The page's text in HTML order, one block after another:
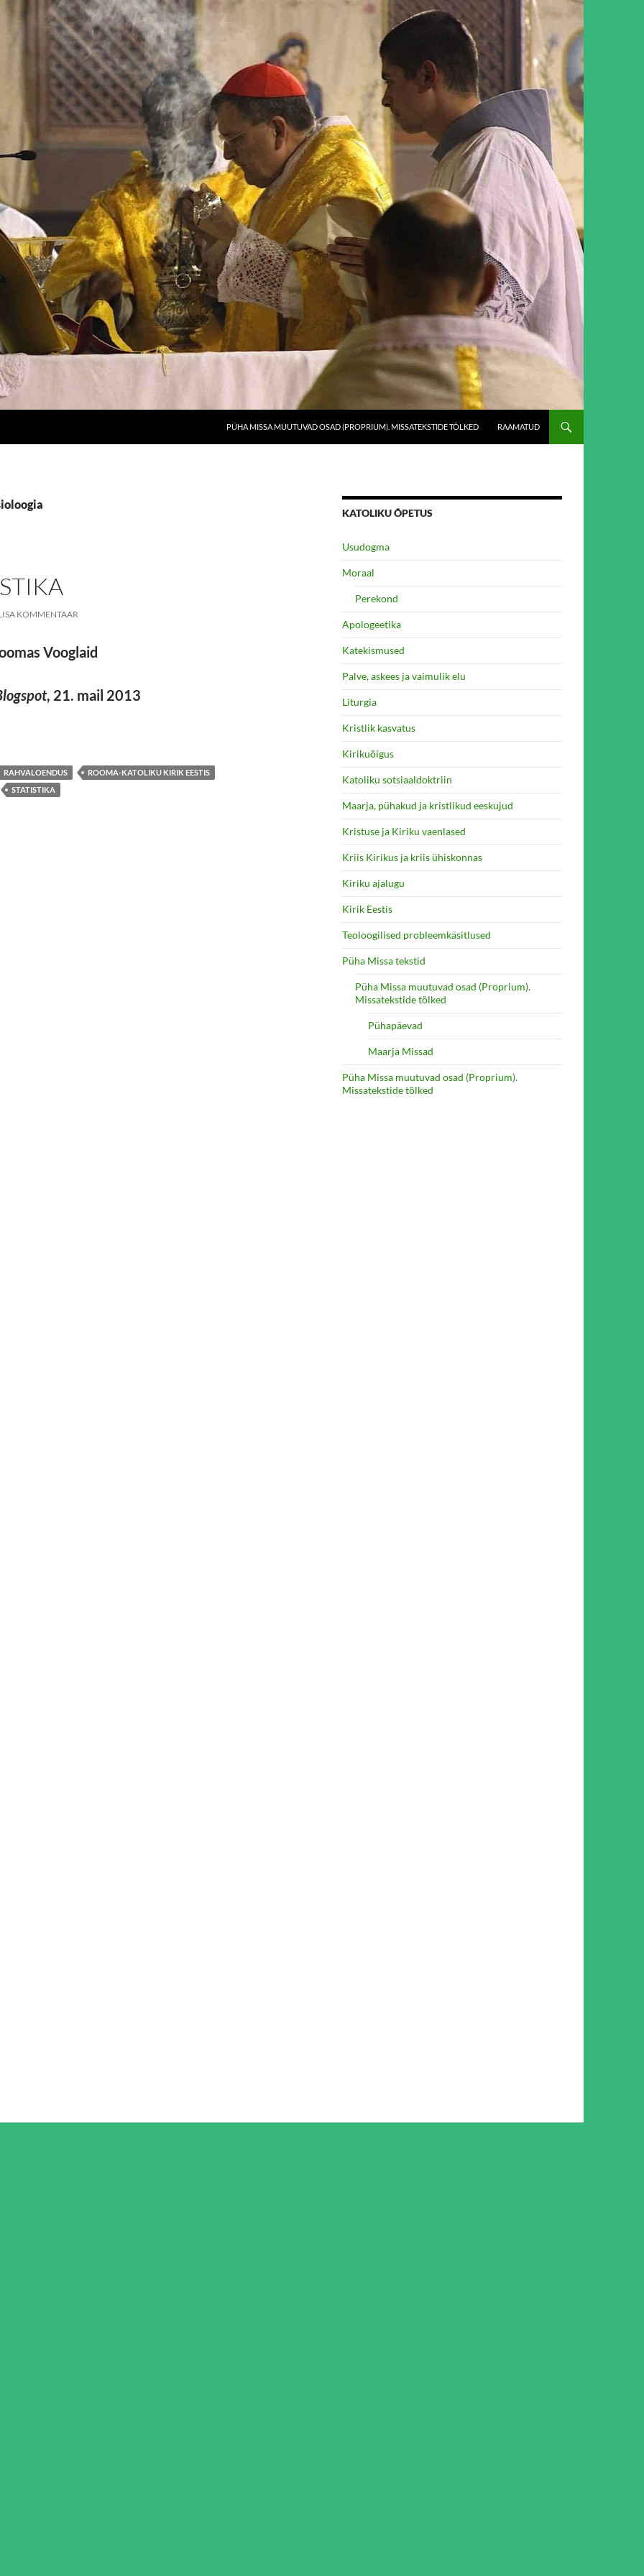
PÜHA MISSA MUUTUVAD OSAD (PROPRIUM). MISSATEKSTIDE TÕLKED RAAMATUD
KOMMENTAAR
Vooglaid
, 21. mail 2013
RAHVALOENDUS
ROOMA-KATOLIKU KIRIK EESTIS
STATISTIKA
KATOLIKU ÕPETUS
Usudogma
Moraal
Perekond
Apologeetika
Katekismused
Palve, askees ja vaimulik elu
Liturgia
Kristlik kasvatus
Kirikuõigus
Katoliku sotsiaaldoktriin
Maarja, pühakud ja kristlikud eeskujud
Kristuse ja Kiriku vaenlased
Kriis Kirikus ja kriis ühiskonnas
Kiriku ajalugu
Kirik Eestis
Teoloogilised probleemkäsitlused
Püha Missa tekstid
Püha Missa muutuvad osad (Proprium).
Missatekstide tõlked
Pühapäevad
Maarja Missad
Püha Missa muutuvad osad (Proprium).
Missatekstide tõlked